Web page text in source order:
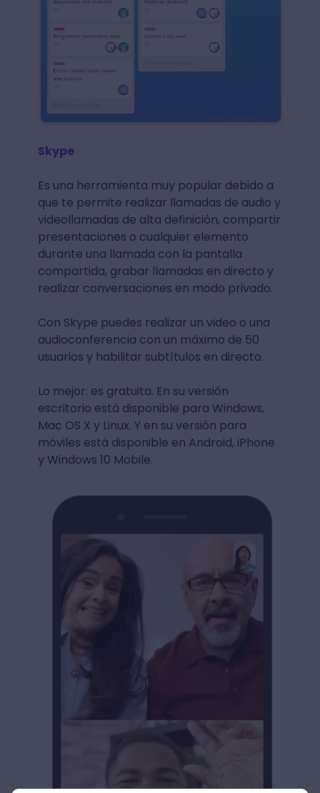
Skype
Es una herramienta muy popular debido a
que te permite realizar llamadas de audio y
videollamadas de alta definición, compartir
presentaciones o cualquier elemento
durante una llamada con la pantalla
compartida, grabar llamadas en directo y
realizar conversaciones en modo privado.
Con Skype puedes realizar un video o una
audioconferencia con un máximo de 50
usuarios y habilitar subtítulos en directo.
Lo mejor: es gratuita. En su versión
escritorio está disponible para Windows,
Mac OS X y Linux. Y en su versión para
móviles está disponible en Android, iPhone
y Windows 10 Mobile.